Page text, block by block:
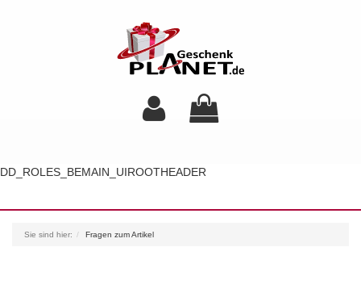
DD_ROLES_BEMAIN_UIROOTHEADER
Sie sind hier: Fragen zum Artikel